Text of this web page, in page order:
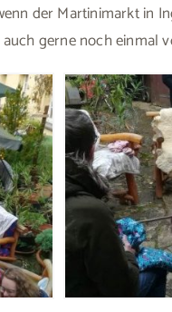
der Martinimarkt in
gerne noch einmal